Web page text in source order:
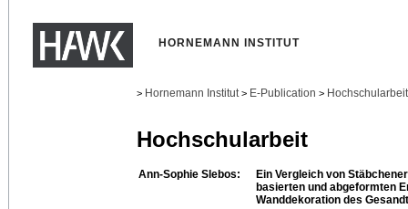
HORNEMANN INSTITUT
> Hornemann Institut > E-Publication >
Hochschularbeit
Ann-Sophie Slebos:
Ein Vergleich von
basierten und abgeformten
Wanddekoration des